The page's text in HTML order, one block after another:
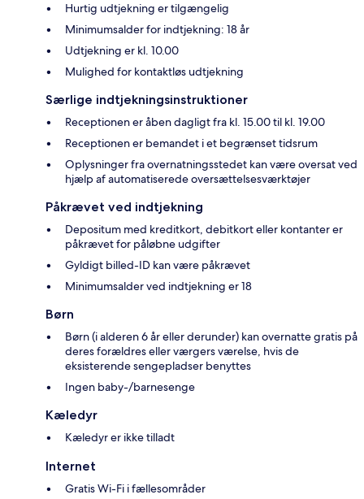
Hurtig udtjekning er tilgængelig
Minimumsalder for indtjekning: 18 år
Udtjekning er kl. 10.00
Mulighed for kontaktløs udtjekning
Særlige indtjekningsinstruktioner
Receptionen er åben dagligt fra kl. 15.00 til kl. 19.00
Receptionen er bemandet i et begrænset tidsrum
Oplysninger fra overnatningsstedet kan være oversat ved
hjælp af automatiserede oversættelsesværktøjer
Påkrævet ved indtjekning
Depositum med kreditkort, debitkort eller kontanter er
påkrævet for påløbne udgifter
Gyldigt billed-ID kan være påkrævet
Minimumsalder ved indtjekning er 18
Børn
Børn (i alderen 6 år eller derunder) kan overnatte gratis på
deres forældres eller værgers værelse, hvis de
eksisterende sengepladser benyttes
Ingen baby-/barnesenge
Kæledyr
Kæledyr er ikke tilladt
Internet
Gratis Wi-Fi i fællesområder